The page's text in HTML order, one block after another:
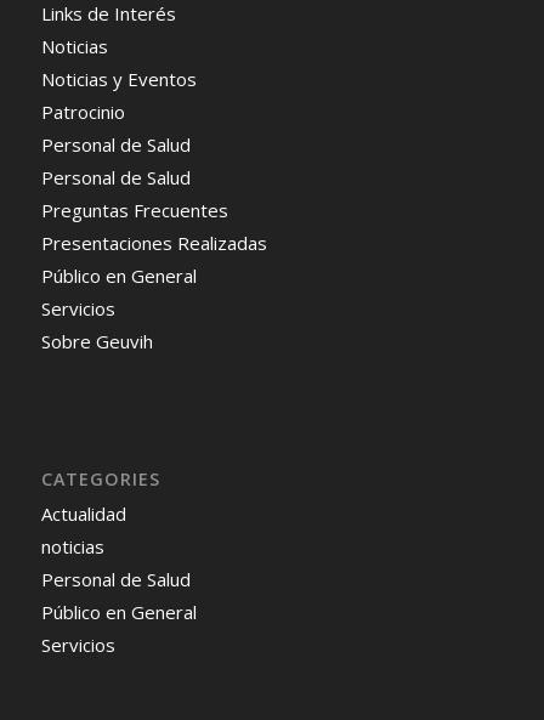
Links de Interés
Noticias
Noticias y Eventos
Patrocinio
Personal de Salud
Personal de Salud
Preguntas Frecuentes
Presentaciones Realizadas
Público en General
Servicios
Sobre Geuvih
CATEGORIES
Actualidad
noticias
Personal de Salud
Público en General
Servicios